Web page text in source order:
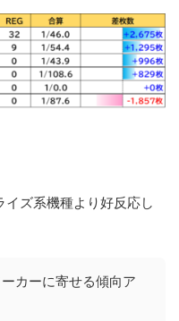
ズ系機種より好反応し
カーに寄せる傾向ア